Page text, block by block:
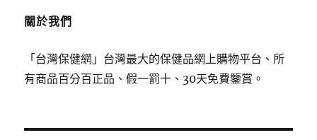
關於我們
「台灣保健網」台灣最大的保健品網上購物平台、所
有商品百分百正品、假一罰十、30天免費鑒賞。